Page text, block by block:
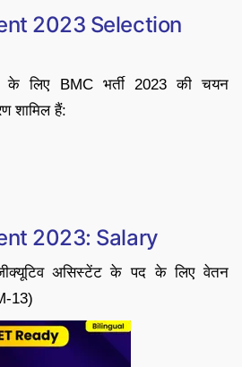
2023 Selection
के लिए BMC भर्ती 2023 की चयन
शामिल हैं:
2023: Salary
असिस्टेंट के पद के लिए वेतन
13)